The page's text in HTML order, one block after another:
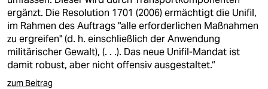
ergänzt. Die Resolution 1701 (2006) ermächtigt die Unifil,
im Rahmen des Auftrags "alle erforderlichen Maßnahmen
zu ergreifen" (d. h. einschließlich der Anwendung
militärischer Gewalt), (. . .). Das neue Unifil-Mandat ist
damit robust, aber nicht offensiv ausgestaltet.“
zum Beitrag